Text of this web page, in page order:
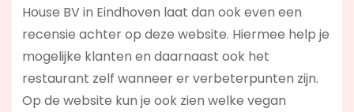
House BV in Eindhoven laat dan ook even een
recensie achter op deze website. Hiermee help je
mogelijke klanten en daarnaast ook het
restaurant zelf wanneer er verbeterpunten zijn.
Op de website kun je ook zien welke vegan